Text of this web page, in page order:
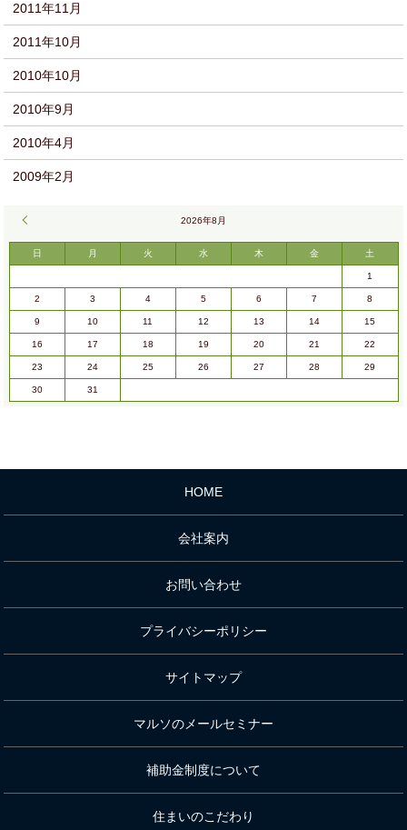
2011年11月
2011年10月
2010年10月
2010年9月
2010年4月
2009年2月
2026年8月
日 月 火 水 木 金 土
1
2 3 4 5 6 7 8
9 10 11 12 13 14 15
16 17 18 19 20 21 22
23 24 25 26 27 28 29
30 31
HOME
会社案内
お問い合わせ
プライバシーポリシー
サイトマップ
マルソのメールセミナー
補助金制度について
住まいのこだわり